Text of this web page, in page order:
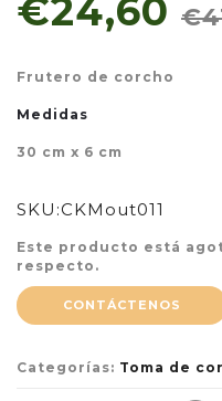
€24,60
Frutero de corcho
Medidas
30 cm x 6 cm
SKU:CKMout011
Este producto está
respecto.
CONTÁCTENOS
Categorías: Toma de